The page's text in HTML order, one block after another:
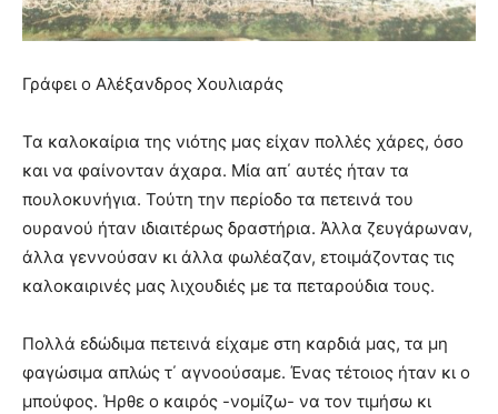
Γράφει o Αλέξανδρος Χουλιαράς
Τα καλοκαίρια της νιότης μας είχαν πολλές χάρες, όσο
και να φαίνονταν άχαρα. Μία απ΄ αυτές ήταν τα
πουλοκυνήγια. Τούτη την περίοδο τα πετεινά του
ουρανού ήταν ιδιαιτέρως δραστήρια. Άλλα ζευγάρωναν,
άλλα γεννούσαν κι άλλα φωλέαζαν, ετοιμάζοντας τις
καλοκαιρινές μας λιχουδιές με τα πεταρούδια τους.
Πολλά εδώδιμα πετεινά είχαμε στη καρδιά μας, τα μη
φαγώσιμα απλώς τ΄ αγνοούσαμε. Ένας τέτοιος ήταν κι ο
μπούφος. Ήρθε ο καιρός -νομίζω- να τον τιμήσω κι